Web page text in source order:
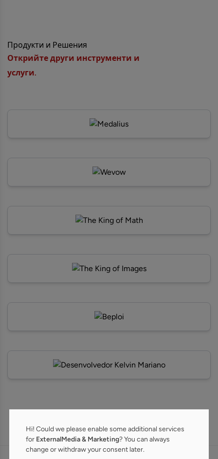
Продукти и Решения
Открийте други инструменти и
услуги.
Hi! Could we please enable some additional services
for ExternalMedia & Marketing? You can always
change or withdraw your consent later.